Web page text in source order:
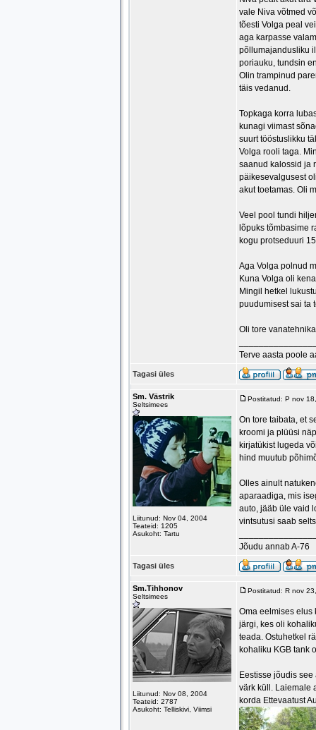
vale Niva võtmed
tõesti Volga peal
aga karpasse
põllumajandusliku
poriauku, tundsin
Olin trampinud
täis vedanud.
Topkaga korra
kunagi viimast
suurt tööstuslikku
Volga rooli taga.
saanud kalossid ja
päikesevalgusest
akut toetamas. Oli
Veel pool tundi
lõpuks tõmbasime
kogu protseduuri
Aga Volga polnud
Kuna Volga oli
Mingil hetkel
puudumisest sai ta
Oli tore
Terve aasta poole
Tagasi üles
Sm. Västrik
Seltsimees
Liitunud: Nov 04, 2004
Teateid: 1205
Asukoht: Tartu
Postitatud: P nov
On tore taibata, et
kroomi ja plüüsi
kirjatükist lugeda
hind muutub
Olles ainult
aparaadiga, mis
auto, jääb üle vaid
vintsutusi saab
Jõudu annab A-76
Tagasi üles
Sm.Tihhonov
Seltsimees
Liitunud: Nov 08, 2004
Teateid: 2787
Asukoht: Telliskivi, Viimsi
Postitatud: R nov
Oma eelmises elus
järgi, kes oli
teada. Ostuhetkel
kohaliku KGB tank
Eestisse jõudis
värk küll. Laiemale
korda Ettevaatust